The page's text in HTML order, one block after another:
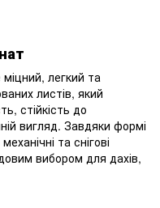
легкий та
листів, який
стійкість до
вигляд. Завдяки формі
та снігові
вибором для дахів,